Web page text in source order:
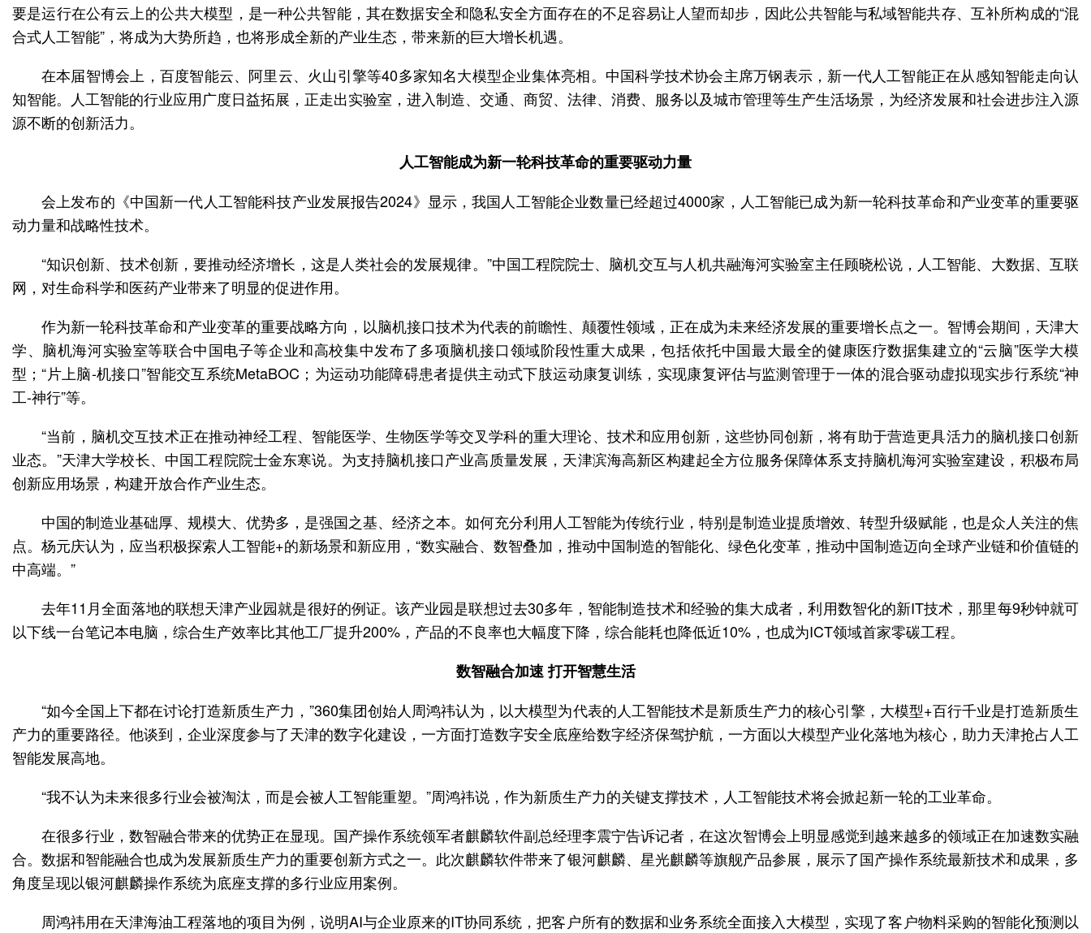
要是运行在公有云上的公共大模型，是一种公共智能，其在数据安全和隐私安全方面存在的不足容易让人望而却步，因此公共智能与私域智能共存、互补所构成的“混
合式人工智能”，将成为大势所趋，也将形成全新的产业生态，带来新的巨大增长机遇。
在本届智博会上，百度智能云、阿里云、火山引擎等40多家知名大模型企业集体亮相。中国科学技术协会主席万钢表示，新一代人工智能正在从感知智能走向认
知智能。人工智能的行业应用广度日益拓展，正走出实验室，进入制造、交通、商贸、法律、消费、服务以及城市管理等生产生活场景，为经济发展和社会进步注入源
源不断的创新活力。
人工智能成为新一轮科技革命的重要驱动力量
会上发布的《中国新一代人工智能科技产业发展报告2024》显示，我国人工智能企业数量已经超过4000家，人工智能已成为新一轮科技革命和产业变革的重要驱
动力量和战略性技术。
“知识创新、技术创新，要推动经济增长，这是人类社会的发展规律。”中国工程院院士、脑机交互与人机共融海河实验室主任顾晓松说，人工智能、大数据、互联
网，对生命科学和医药产业带来了明显的促进作用。
作为新一轮科技革命和产业变革的重要战略方向，以脑机接口技术为代表的前瞻性、颠覆性领域，正在成为未来经济发展的重要增长点之一。智博会期间，天津大
学、脑机海河实验室等联合中国电子等企业和高校集中发布了多项脑机接口领域阶段性重大成果，包括依托中国最大最全的健康医疗数据集建立的“云脑”医学大模
型；“片上脑-机接口”智能交互系统MetaBOC；为运动功能障碍患者提供主动式下肢运动康复训练，实现康复评估与监测管理于一体的混合驱动虚拟现实步行系统“神
工-神行”等。
“当前，脑机交互技术正在推动神经工程、智能医学、生物医学等交叉学科的重大理论、技术和应用创新，这些协同创新，将有助于营造更具活力的脑机接口创新
业态。”天津大学校长、中国工程院院士金东寒说。为支持脑机接口产业高质量发展，天津滨海高新区构建起全方位服务保障体系支持脑机海河实验室建设，积极布局
创新应用场景，构建开放合作产业生态。
中国的制造业基础厚、规模大、优势多，是强国之基、经济之本。如何充分利用人工智能为传统行业，特别是制造业提质增效、转型升级赋能，也是众人关注的焦
点。杨元庆认为，应当积极探索人工智能+的新场景和新应用，“数实融合、数智叠加，推动中国制造的智能化、绿色化变革，推动中国制造迈向全球产业链和价值链的
中高端。”
去年11月全面落地的联想天津产业园就是很好的例证。该产业园是联想过去30多年，智能制造技术和经验的集大成者，利用数智化的新IT技术，那里每9秒钟就可
以下线一台笔记本电脑，综合生产效率比其他工厂提升200%，产品的不良率也大幅度下降，综合能耗也降低近10%，也成为ICT领域首家零碳工程。
数智融合加速 打开智慧生活
“如今全国上下都在讨论打造新质生产力，”360集团创始人周鸿祎认为，以大模型为代表的人工智能技术是新质生产力的核心引擎，大模型+百行千业是打造新质生
产力的重要路径。他谈到，企业深度参与了天津的数字化建设，一方面打造数字安全底座给数字经济保驾护航，一方面以大模型产业化落地为核心，助力天津抢占人工
智能发展高地。
“我不认为未来很多行业会被淘汰，而是会被人工智能重塑。”周鸿祎说，作为新质生产力的关键支撑技术，人工智能技术将会掀起新一轮的工业革命。
在很多行业，数智融合带来的优势正在显现。国产操作系统领军者麒麟软件副总经理李震宁告诉记者，在这次智博会上明显感觉到越来越多的领域正在加速数实融
合。数据和智能融合也成为发展新质生产力的重要创新方式之一。此次麒麟软件带来了银河麒麟、星光麒麟等旗舰产品参展，展示了国产操作系统最新技术和成果，多
角度呈现以银河麒麟操作系统为底座支撑的多行业应用案例。
周鸿祎用在天津海油工程落地的项目为例，说明AI与企业原来的IT协同系统，把客户所有的数据和业务系统全面接入大模型，实现了客户物料采购的智能化预测以